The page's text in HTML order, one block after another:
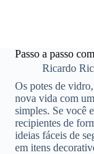
Passo a passo
Ricardo
Os potes de
nova vida com
simples. Se você
recipientes de
ideias fáceis de
em itens